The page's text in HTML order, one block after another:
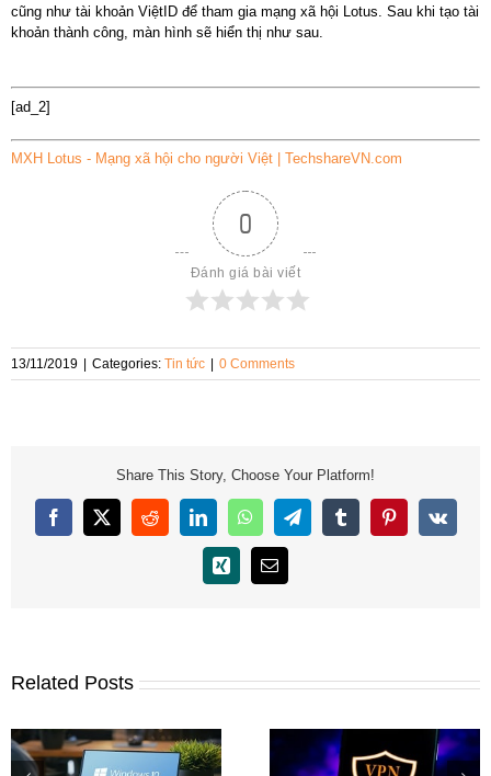
cũng như tài khoản ViệtID để tham gia mạng xã hội Lotus. Sau khi tạo tài
khoản thành công, màn hình sẽ hiển thị như sau.
[ad_2]
MXH Lotus - Mạng xã hội cho người Việt | TechshareVN.com
0
Đánh giá bài viết
13/11/2019 Categories: Tin tức 0 Comments
Share This Story, Choose Your Platform!
Facebook
X RedditLinkedInWhatsAppTelegramTumblrPinterest
Vk
Xing Email
Related Posts